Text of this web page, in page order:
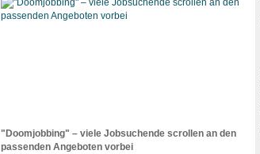
"Doomjobbing" – viele Jobsuchende scrollen an den
passenden Angeboten vorbei